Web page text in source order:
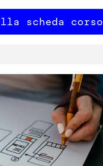
scheda corso